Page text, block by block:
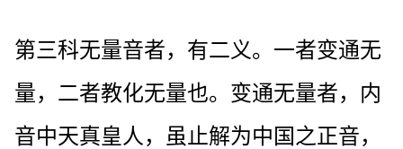
第三科无量音者，有二义。一者变通无
量，二者教化无量也。变通无量者，内
音中天真皇人，虽止解为中国之正音，